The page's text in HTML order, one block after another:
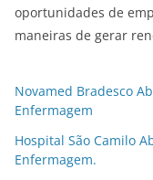
oportunidades de
maneiras de gerar
Novamed Bradesco
Enfermagem
Hospital São Camilo
Enfermagem.